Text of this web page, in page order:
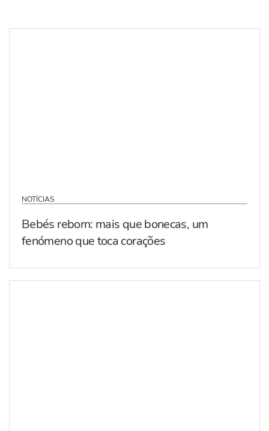
NOTÍCIAS
Bebés reborn: mais que bonecas, um
fenómeno que toca corações